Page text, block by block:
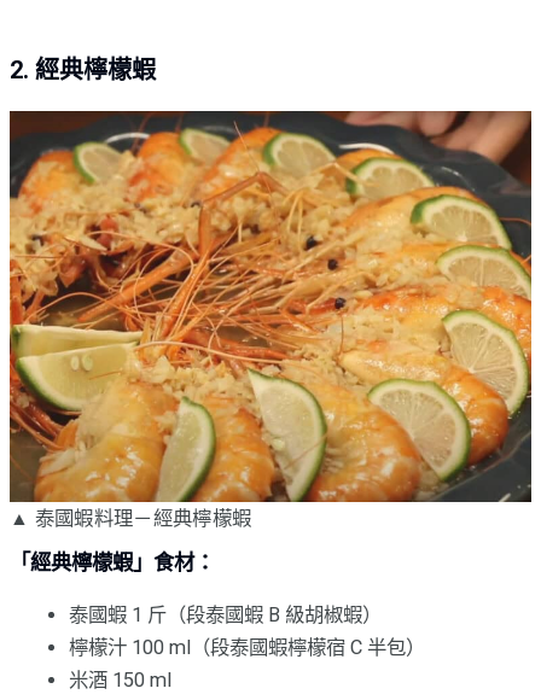
2. 經典檸檬蝦
▲ 泰國蝦料理－經典檸檬蝦
「經典檸檬蝦」食材：
泰國蝦 1 斤（段泰國蝦 B 級胡椒蝦）
檸檬汁 100 ml（段泰國蝦檸檬宿 C 半包）
米酒 150 ml